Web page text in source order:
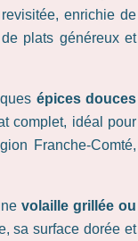
enrichie de
plats généreux et
épices douces
complet, idéal pour
Franche-Comté,
volaille grillée ou
sa surface dorée et